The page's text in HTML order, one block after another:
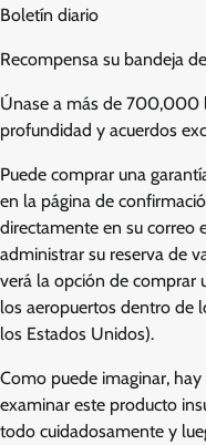
Boletín diario
Recompensa su bandeja
Únase a más de 700,000
profundidad y acuerdos
Puede comprar una
en la página de
directamente en su correo
administrar su reserva de
verá la opción de comprar
los aeropuertos dentro de
los Estados Unidos).
Como puede imaginar,
examinar este producto
todo cuidadosamente y